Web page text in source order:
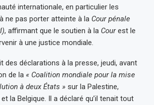
internationale, en particulier les
ne pas porter atteinte à la Cour pénale
, affirmant que le soutien à la Courest le
à une justice mondiale.
des déclarations à la presse, jeudi, avant
de la « Coalition mondiale pour la mise
à deux États » sur la Palestine,
et la Belgique. Il a déclaré qu’il tenait tout